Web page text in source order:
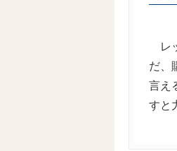
レ
だ、
言え
すと